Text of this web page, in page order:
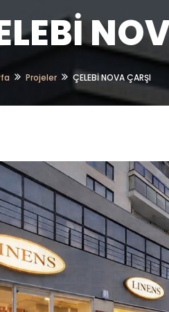
Projeler ÇELEBİ NOVA ÇARŞI